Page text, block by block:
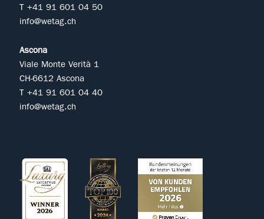
T +41 91 601 04 50
info@wetag.ch
Ascona
Viale Monte Verità 1
CH-6612 Ascona
T +41 91 601 04 40
info@wetag.ch